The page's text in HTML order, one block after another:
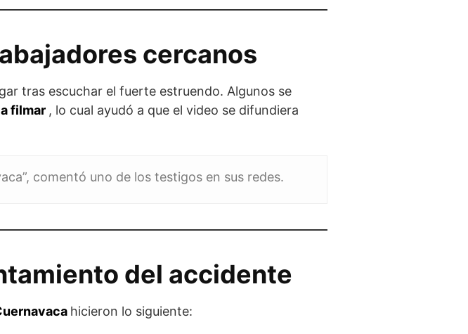
cercanos
tras escuchar el fuerte estruendo. Algunos se
filmar , lo cual ayudó a que el video se difundiera
comentó uno de los testigos en sus redes.
del accidente
hicieron lo siguiente: